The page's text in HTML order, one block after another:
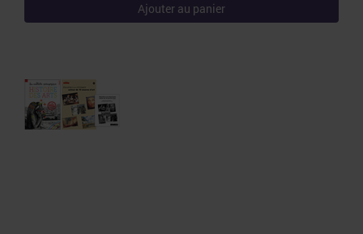
Ajouter au panier